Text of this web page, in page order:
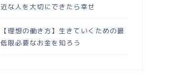
近な人を大切にできたら幸せ
【理想の働き方】生きていくための最
低限必要なお金を知ろう